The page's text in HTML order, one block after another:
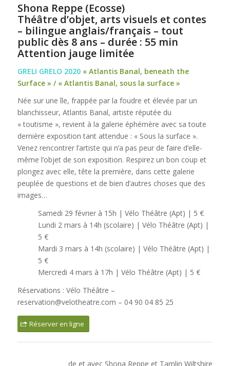
Shona Reppe (Ecosse)
Théâtre d’objet, arts visuels et contes
– bilingue anglais/français – tout
public dès 8 ans – durée : 55 min
Attention jauge limitée
GRELI GRELO 2020 « Atlantis Banal, beneath the
Surface » / « Atlantis Banal, sous la surface »
Née sur une île, frappée par la foudre et élevée par un
blanchisseur, Atlantis Banal, artiste réputée du
« toutisme », revient à la galerie éphémère avec sa toute
dernière exposition tant attendue : « Sous la surface ».
Venez rencontrer l’artiste qui n’a pas peur de faire d’elle-
même l’objet de son exposition. Respirez un bon coup et
plongez avec elle, tête la première, dans cette galerie
peuplée de questions et de bien d’autres choses que des
images…
Samedi 29 février à 15h | Vélo Théâtre (Apt) | 5 €
Lundi 2 mars à 14h (scolaire) | Vélo Théâtre (Apt) |
5 €
Mardi 3 mars à 14h (scolaire) | Vélo Théâtre (Apt) |
5 €
Mercredi 4 mars à 17h | Vélo Théâtre (Apt) | 5 €
Réservations : Vélo Théâtre –
reservation@velotheatre.com – 04 90 04 85 25
Réserver en ligne
de et avec Shona Reppe et Tamlin Wiltshire